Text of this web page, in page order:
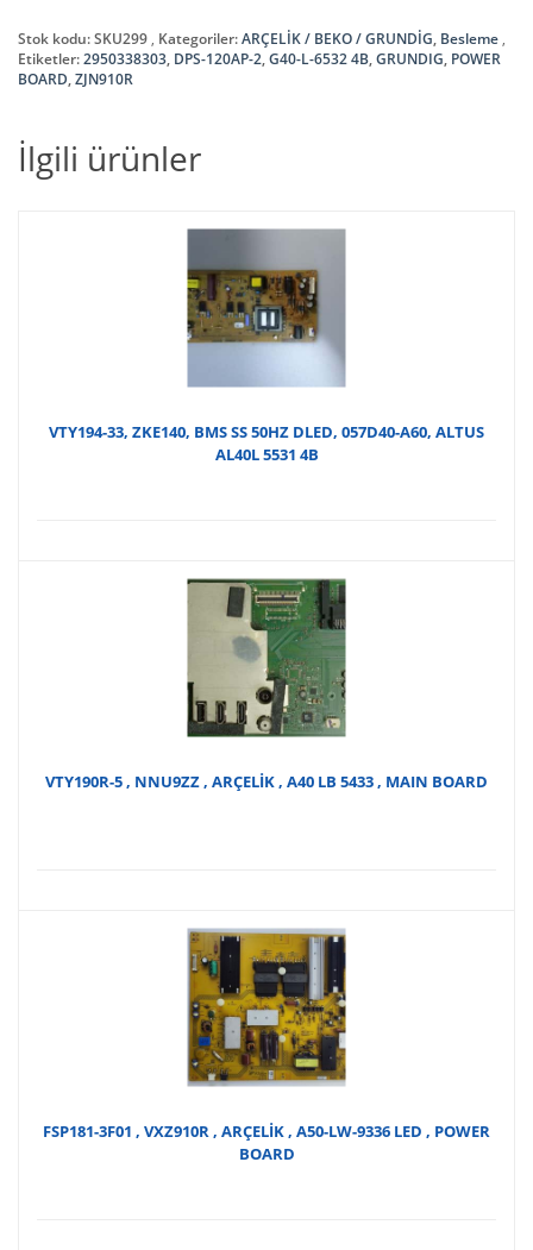
Stok kodu:SKU299 Kategoriler:ARÇELİK / BEKO / GRUNDİG, Besleme
Etiketler:2950338303, DPS-120AP-2,G40-L-6532 4B,GRUNDIG, POWER
BOARD,ZJN910R
İlgili ürünler
VTY194-33, ZKE140, BMS SS 50HZ DLED, 057D40-A60, ALTUS
AL40L 5531 4B
VTY190R-5 , NNU9ZZ , ARÇELİK , A40 LB 5433 , MAIN BOARD
FSP181-3F01 , VXZ910R , ARÇELİK , A50-LW-9336 LED , POWER
BOARD